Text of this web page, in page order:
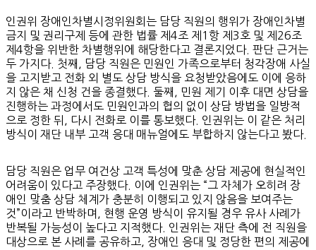
인권위 장애인차별시정위원회는 담당 직원의 행위가 장애인차별
금지 및 권리구제 등에 관한 법률 제4조 제1항 제3호 및 제26조
제4항을 위반한 차별행위에 해당한다고 결론지었다. 판단 근거는
두 가지다. 첫째, 담당 직원은 민원인 가족으로부터 청각장애 사실
을 고지받고 전화 외 별도 상담 방식을 요청받았음에도 이에 응하
지 않은 채 신청 건을 종결했다. 둘째, 민원 제기 이후 대면 상담을
진행하는 과정에서도 민원인과의 협의 없이 상담 방법을 일방적
으로 정한 뒤, 다시 전화로 이를 통보했다. 인권위는 이 같은 처리
방식이 재단 내부 고객 응대 매뉴얼에도 부합하지 않는다고 봤다.
담당 직원은 업무 여건상 고객 특성에 맞춘 상담 제공에 현실적인
어려움이 있다고 주장했다. 이에 인권위는 “그 자체가 오히려 장
애인 맞춤 상담 체계가 충분히 이행되고 있지 않음을 보여주는
것”이라고 반박하며, 현행 운영 방식이 유지될 경우 유사 사례가
반복될 가능성이 높다고 지적했다. 인권위는 재단 측에 전 직원을
대상으로 본 사례를 공유하고, 장애인 응대 및 정당한 편의 제공에